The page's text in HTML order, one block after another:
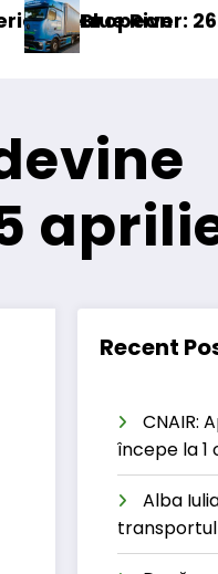
camion 100%
aprilie
Recent
CNAIR:
începe la
Alba